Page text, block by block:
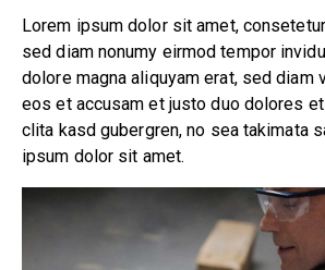
Lorem ipsum dolor sit amet,
sed diam nonumy eirmod tempor
dolore magna aliquyam erat, sed diam
eos et accusam et justo duo dolores
clita kasd gubergren, no sea takimata
ipsum dolor sit amet.